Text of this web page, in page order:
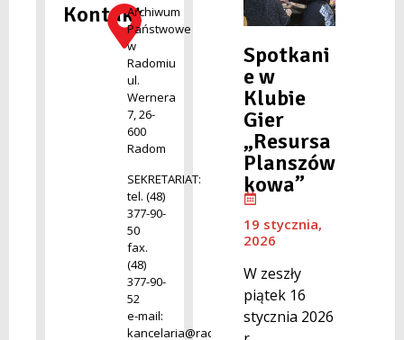
KontaktArchiwum
Państwowe
w
Radomiu
ul.
Wernera
7, 26-
600
Radom
SEKRETARIAT:
tel. (48)
377-90-
50
fax.
(48)
377-90-
52
e-mail:
kancelaria@radom.archiwa.gov.pl
Spotkani
e w
Klubie
Gier
„Resursa
Planszów
kowa”
19 stycznia,
2026
W zeszły
piątek 16
stycznia 2026